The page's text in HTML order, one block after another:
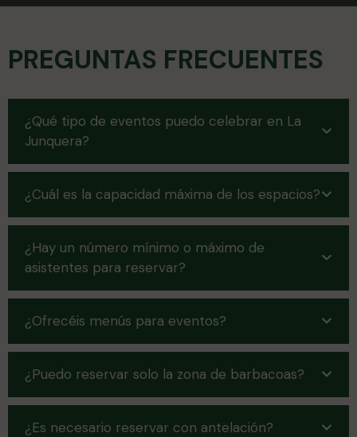
PREGUNTAS FRECUENTES
¿Qué tipo de eventos puedo celebrar en La
Junquera?
¿Cuál es la capacidad máxima de los espacios?
¿Hay un número mínimo o máximo de
asistentes para reservar?
¿Ofrecéis menús para eventos?
¿Puedo reservar solo la zona de barbacoas?
¿Es necesario reservar con antelación?